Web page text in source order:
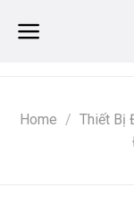
Home / Thiết Bị